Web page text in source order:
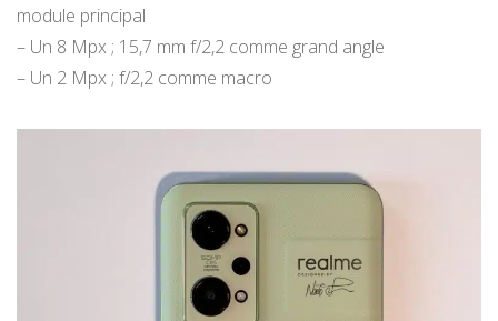
module principal
– Un 8 Mpx ; 15,7 mm f/2,2 comme grand angle
– Un 2 Mpx ; f/2,2 comme macro